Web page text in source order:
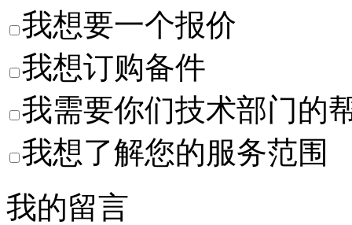
我想要一个报价
我想订购备件
我需要你们技术部门的
我想了解您的服务范围
我的留言